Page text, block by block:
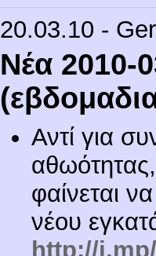
20.03.10 -
Νέα 2010-
Αντί για
φαίνεται
νέου
http://